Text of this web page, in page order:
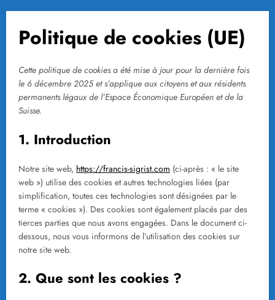
Politique de cookies (UE)
Cette politique de cookies a été mise à jour pour la dernière fois
le 6 décembre 2025 et s’applique aux citoyens et aux résidents
permanents légaux de l’Espace Économique Européen et de la
Suisse.
1. Introduction
Notre site web, https://francis-sigrist.com (ci-après : « le site
web ») utilise des cookies et autres technologies liées (par
simplification, toutes ces technologies sont désignées par le
terme « cookies »). Des cookies sont également placés par des
tierces parties que nous avons engagées. Dans le document ci-
dessous, nous vous informons de l’utilisation des cookies sur
notre site web.
2. Que sont les cookies ?